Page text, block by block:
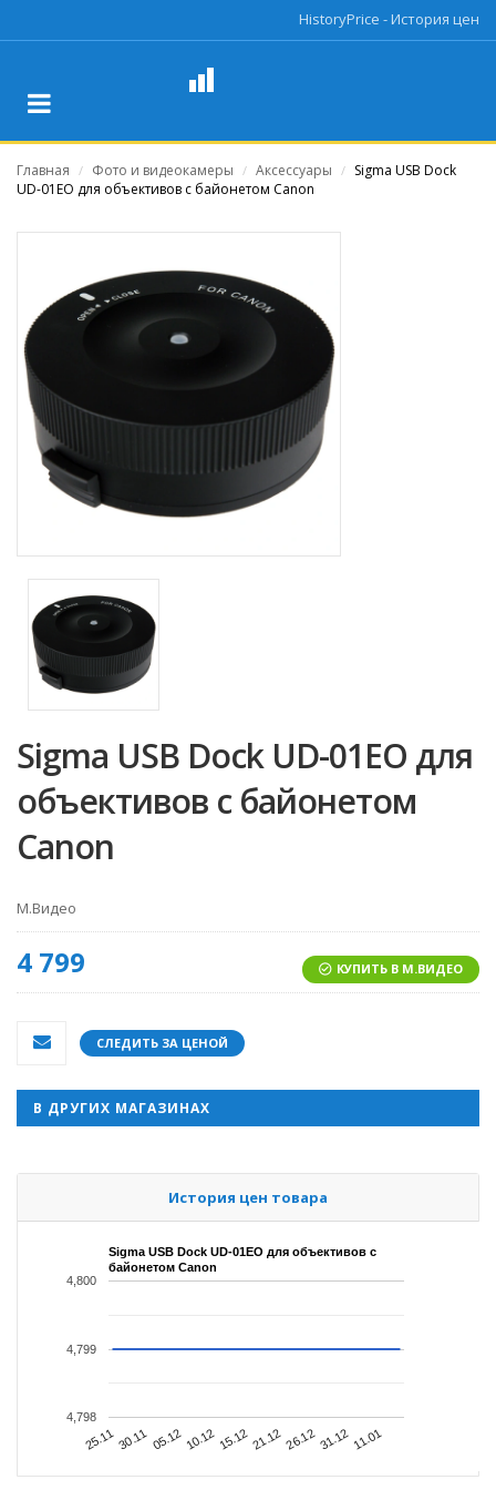
HistoryPrice - История цен
Главная / Фото и видеокамеры / Аксессуары / Sigma USB Dock
UD-01EO для объективов с байонетом Canon
Sigma USB Dock UD-01EO для
объективов с байонетом
Canon
М.Видео
4 799 КУПИТЬ В М.ВИДЕО
СЛЕДИТЬ ЗА ЦЕНОЙ
В ДРУГИХ МАГАЗИНАХ
История цен товара
Sigma USB Dock UD-01EO для объективов с
байонетом Canon
25.1130.11 05.12 10.12 15.1221.1226.1231.12 11.01
4,798
4,799
4,800